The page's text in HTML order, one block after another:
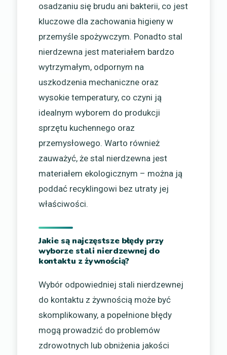
osadzaniu się brudu ani bakterii, co jest
kluczowe dla zachowania higieny w
przemyśle spożywczym. Ponadto stal
nierdzewna jest materiałem bardzo
wytrzymałym, odpornym na
uszkodzenia mechaniczne oraz
wysokie temperatury, co czyni ją
idealnym wyborem do produkcji
sprzętu kuchennego oraz
przemysłowego. Warto również
zauważyć, że stal nierdzewna jest
materiałem ekologicznym – można ją
poddać recyklingowi bez utraty jej
właściwości.
Jakie są najczęstsze błędy przy
wyborze stali nierdzewnej do
kontaktu z żywnością?
Wybór odpowiedniej stali nierdzewnej
do kontaktu z żywnością może być
skomplikowany, a popełnione błędy
mogą prowadzić do problemów
zdrowotnych lub obniżenia jakości